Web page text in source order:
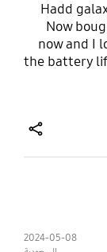
Hadd
Now
now and I
the battery
2024-05-08